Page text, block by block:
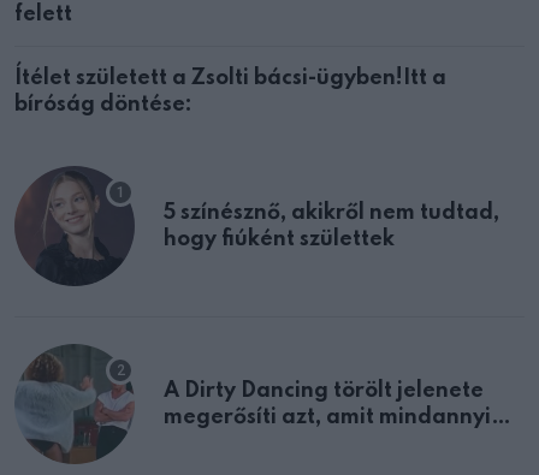
felett
Ítélet született a Zsolti bácsi-ügyben!Itt a
bíróság döntése:
5 színésznő, akikről nem tudtad,
hogy fiúként születtek
A Dirty Dancing törölt jelenete
megerősíti azt, amit mindannyian